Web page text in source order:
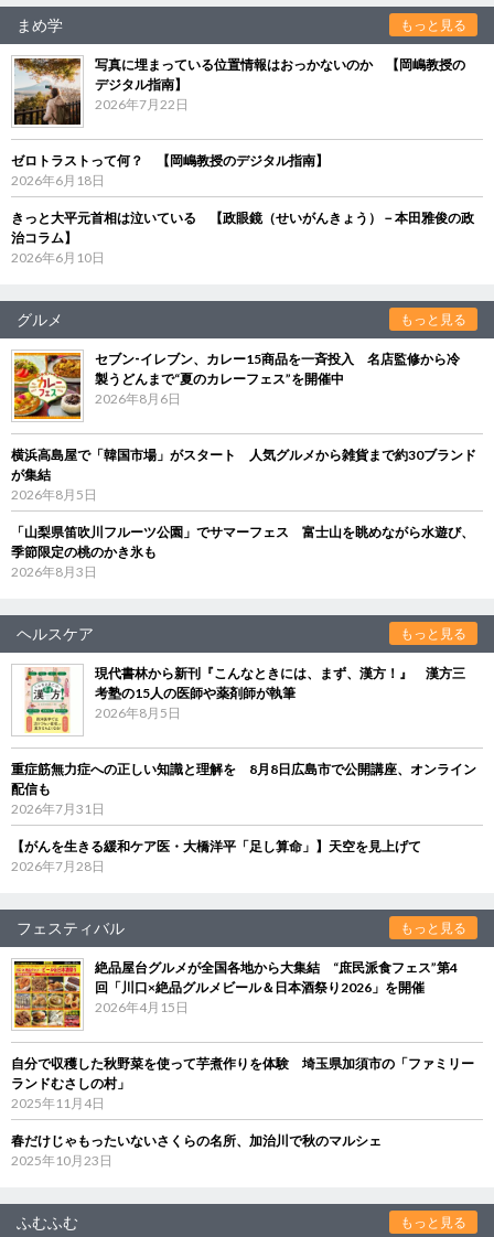
まめ学 もっと見る
写真に埋まっている位置情報はおっかないのか 【岡嶋教授の
デジタル指南】
2026年7月22日
ゼロトラストって何？ 【岡嶋教授のデジタル指南】
2026年6月18日
きっと大平元首相は泣いている 【政眼鏡（せいがんきょう）－本田雅俊の政
治コラム】
2026年6月10日
グルメ もっと見る
セブン‐イレブン、カレー15商品を一斉投入 名店監修から冷
製うどんまで“夏のカレーフェス”を開催中
2026年8月6日
横浜高島屋で「韓国市場」がスタート 人気グルメから雑貨まで約30ブランド
が集結
2026年8月5日
「山梨県笛吹川フルーツ公園」でサマーフェス 富士山を眺めながら水遊び、
季節限定の桃のかき氷も
2026年8月3日
ヘルスケア もっと見る
現代書林から新刊『こんなときには、まず、漢方！』 漢方三
考塾の15人の医師や薬剤師が執筆
2026年8月5日
重症筋無力症への正しい知識と理解を 8月8日広島市で公開講座、オンライン
配信も
2026年7月31日
【がんを生きる緩和ケア医・大橋洋平「足し算命」】天空を見上げて
2026年7月28日
フェスティバル もっと見る
絶品屋台グルメが全国各地から大集結 “庶民派食フェス”第4
回「川口×絶品グルメビール＆日本酒祭り2026」を開催
2026年4月15日
自分で収穫した秋野菜を使って芋煮作りを体験 埼玉県加須市の「ファミリー
ランドむさしの村」
2025年11月4日
春だけじゃもったいないさくらの名所、加治川で秋のマルシェ
2025年10月23日
ふむふむ もっと見る